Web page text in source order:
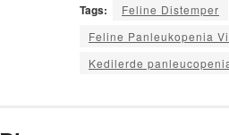
Tags: Feline Distemper
Feline Panleukopenia
Kedilerde